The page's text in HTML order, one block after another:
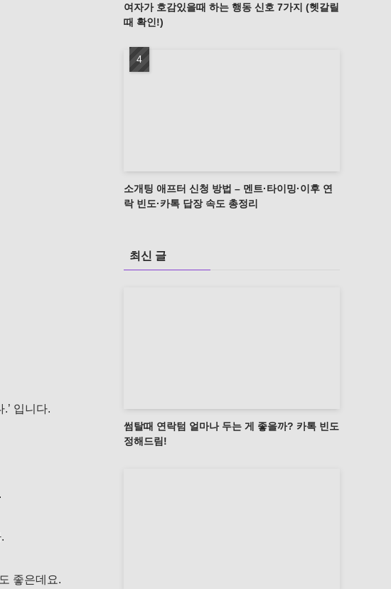
입니다.
좋은데요.
여자가 호감있을때 하는 행동 신호 7가지 (헷갈릴
때 확인!)
소개팅 애프터 신청 방법 – 멘트·타이밍·이후 연
락 빈도·카톡 답장 속도 총정리
최신 글
썸탈때 연락텀 얼마나 두는 게 좋을까? 카톡 빈도
정해드림!